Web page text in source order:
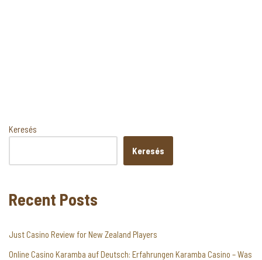
Keresés
Keresés
Recent Posts
Just Casino Review for New Zealand Players
Online Casino Karamba auf Deutsch: Erfahrungen Karamba Casino – Was